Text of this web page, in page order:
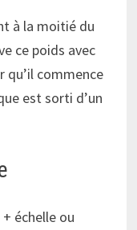
à la moitié du
ce poids avec
qu’il commence
est sorti d’un
échelle ou